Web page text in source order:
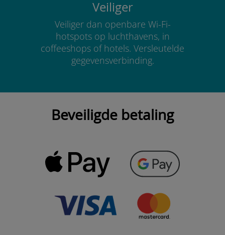
Veiliger
Veiliger dan openbare Wi-Fi-
hotspots op luchthavens, in
coffeeshops of hotels. Versleutelde
gegevensverbinding.
Beveiligde betaling